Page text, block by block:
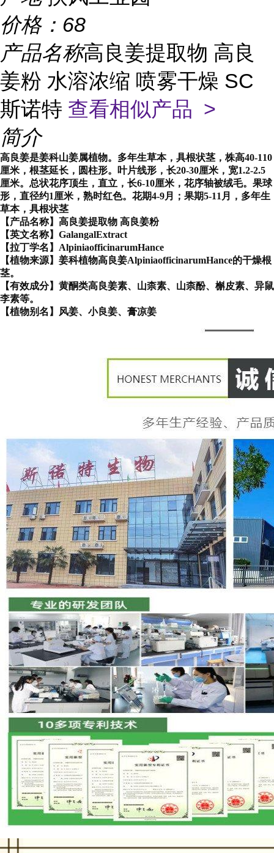
价格： 68
产品名称高良姜提取物 高良
姜粉 水溶浓缩 喷雾干燥 SC
斯诺特 查看相似产品 >
简介
高良姜是姜科山姜属植物。多年生草本，具根状茎，株高40-110
厘米，根茎延长，圆柱形。叶片线形，长20-30厘米，宽1.2-2.5
厘米。总状花序顶生，直立，长6-10厘米，花序轴被绒毛。果球
形，直径约1厘米，熟时红色。花期4-9月；果期5-11月，多年生
草本，具根状茎
【产品名称】高良姜提取物 高良姜粉
【英文名称】GalangalExtract
【拉丁学名】AlpiniaofficinarumHance
【植物来源】姜科植物高良姜AlpiniaofficinarumHance的干燥根
茎。
【有效成分】黄酮类高良姜素、山柰素、山柰酚、槲皮素、异鼠
李素等。
【植物别名】风姜、小良姜、膏凉姜